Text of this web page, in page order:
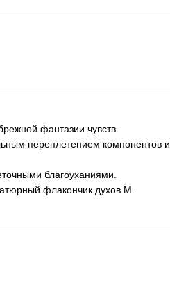
фантазии чувств.
переплетением компонентов и
благоуханиями.
флакончик духов M.